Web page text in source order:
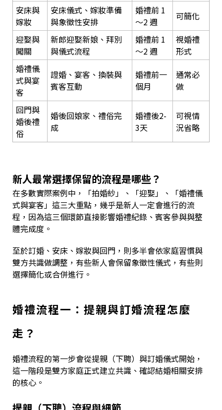
安床與
嫁妝
安床儀式、嫁妝準備
與象徵性安排
婚禮前 1
～2 週
可簡化
迎娶與
闖關
新郎迎娶新娘、拜別
與儀式流程
婚禮前 1
～2 週
視婚禮
形式
婚禮儀
式與宴
客
證婚、宴客、換裝與
賓客互動
婚禮前一
個月
通常必
做
回門與
婚後禮
俗
婚後回娘家、禮俗完
成
婚禮後2-
3天
可視情
況省略
新人最常選擇保留的流程是哪些？
在多數實際案例中，「拍婚紗」、「迎娶」、「婚禮儀
式與宴客」這三大重點，幾乎是新人一定會進行的流
程，因為這三個環節直接影響婚禮紀錄、賓客參與與整
體完成度。
至於訂婚、安床、嫁妝與回門，則多半會依家庭習慣與
雙方共識做調整，有些新人會保留象徵性儀式，有些則
選擇簡化或合併進行。
婚禮流程一：提親與訂婚流程怎麼
走？
婚禮流程的第一步會從提親（下聘）與訂婚儀式開始，
這一階段是雙方家庭正式建立共識、確認結婚相關安排
的核心。